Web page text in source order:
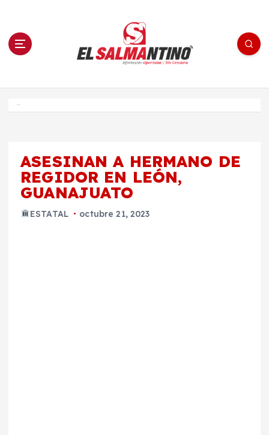
n El Salmantino - medios/noticias/editorial
ASESINAN A HERMANO DE
REGIDOR EN LEÓN,
GUANAJUATO
ESTATAL octubre 21, 2023